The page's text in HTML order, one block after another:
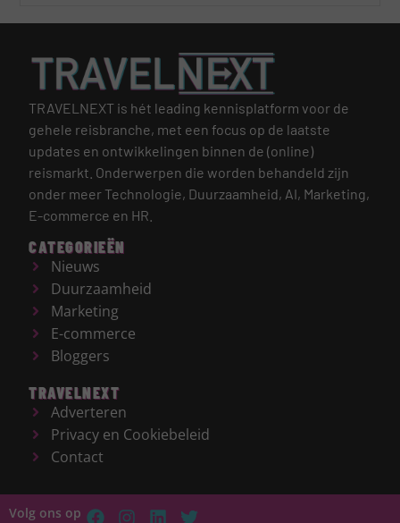
TRAVELNEXT is hét leading kennisplatform voor de
gehele reisbranche, met een focus op de laatste
updates en ontwikkelingen binnen de (online)
reismarkt. Onderwerpen die worden behandeld zijn
onder meer Technologie, Duurzaamheid, AI, Marketing,
E-commerce en HR.
CATEGORIEËN
Nieuws
Duurzaamheid
Marketing
E-commerce
Bloggers
TRAVELNEXT
Adverteren
Privacy en Cookiebeleid
Contact
Volg ons op